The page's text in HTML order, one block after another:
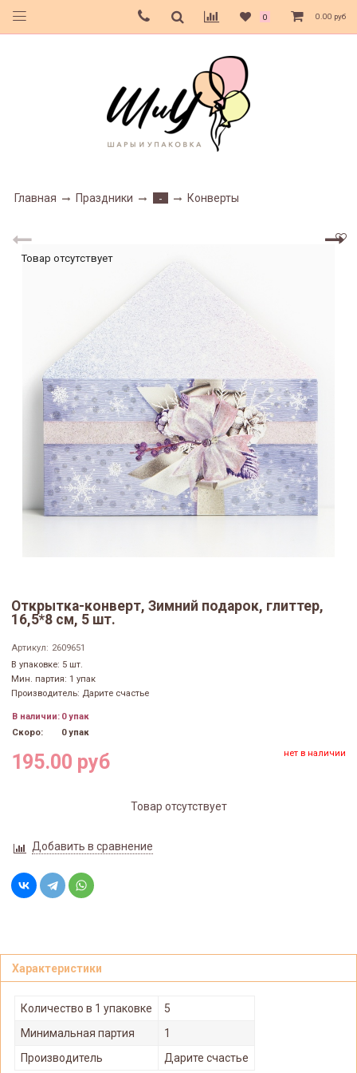
0 0.00 руб
Главная Праздники - Конверты
Товар отсутствует
Открытка-конверт, Зимний подарок, глиттер,
16,5*8 см, 5 шт.
Артикул: 2609651
В упаковке: 5 шт.
Мин. партия: 1 упак
Производитель: Дарите счастье
В наличии: 0 упак
Скоро:
0 упак
195.00 руб нет в наличии
Товар отсутствует
Добавить в сравнение
Характеристики
Количество в 1 упаковке
5
Минимальная партия
1
Производитель
Дарите счастье